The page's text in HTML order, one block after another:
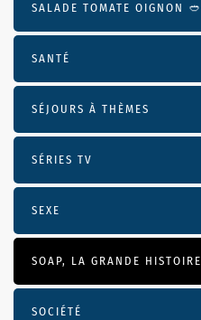
SALADE TOMATE OIGNON 🥙
SANTÉ
SÉJOURS À THÈMES
SÉRIES TV
SEXE
SOAP, LA GRANDE HISTOIRE
SOCIÉTÉ